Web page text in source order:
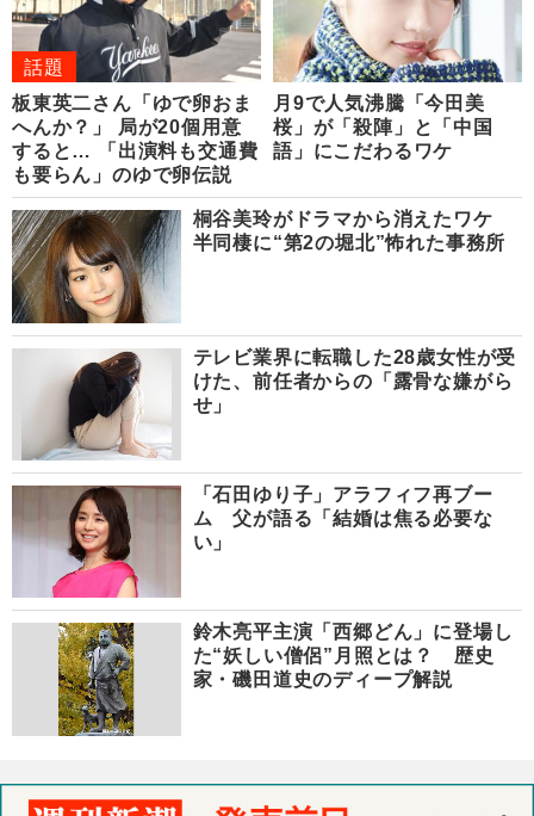
話題
板東英二さん「ゆで卵おま
へんか？」 局が20個用意
すると… 「出演料も交通費
も要らん」のゆで卵伝説
月9で人気沸騰「今田美
桜」が「殺陣」と「中国
語」にこだわるワケ
桐谷美玲がドラマから消えたワケ
半同棲に“第2の堀北”怖れた事務所
テレビ業界に転職した28歳女性が受
けた、前任者からの「露骨な嫌がら
せ」
「石田ゆり子」アラフィフ再ブー
ム 父が語る「結婚は焦る必要な
い」
鈴木亮平主演「西郷どん」に登場し
た“妖しい僧侶”月照とは？ 歴史
家・磯田道史のディープ解説